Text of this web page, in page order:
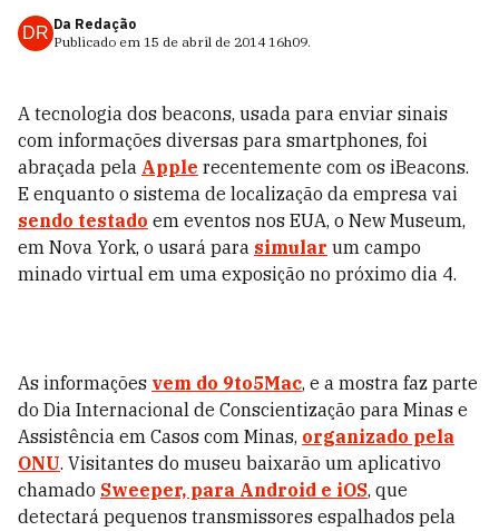
DR Da Redação
Publicado em 15 de abril de 2014 16h09.
A tecnologia dos beacons, usada para enviar sinais
com informações diversas para smartphones, foi
abraçada pela Apple recentemente com os iBeacons.
E enquanto o sistema de localização da empresa vai
sendo testado em eventos nos EUA, o New Museum,
em Nova York, o usará para simular um campo
minado virtual em uma exposição no próximo dia 4.
As informações vem do 9to5Mac, e a mostra faz parte
do Dia Internacional de Conscientização para Minas e
Assistência em Casos com Minas, organizado pela
ONU. Visitantes do museu baixarão um aplicativo
chamado Sweeper, para Android e iOS, que
detectará pequenos transmissores espalhados pela